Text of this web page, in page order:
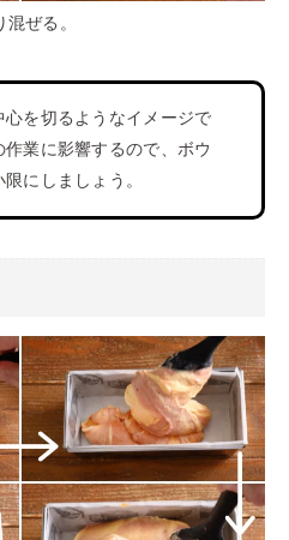
ぜる。
を切るようなイメージで
業に影響するので、ボウ
にしましょう。